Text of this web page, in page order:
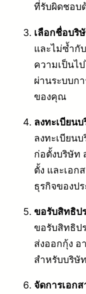
ที่รับผิดชอบ
เลือกชื่อบริ
และไม่ซ้ำกั
ความเป็นไ
ผ่านระบบก
ของคุณ
ลงทะเบียน
ลงทะเบียน
ก่อตั้งบริษัท
ตั้ง และเอก
ธุรกิจของป
ขอรับสิทธิป
ขอรับสิทธิป
ส่งออกกุ้ง
สำหรับบริษั
จัดการเอกส